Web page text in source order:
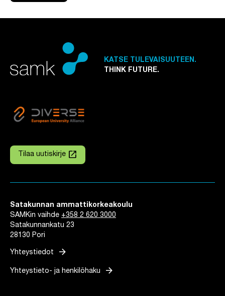
KATSE TULEVAISUUTEEN.
THINK FUTURE.
Tilaa uutiskirje
Linkki avautuu uuteen välilehteen
launch
Satakunnan ammattikorkeakoulu
SAMKin vaihde +358 2 620 3000
Satakunnankatu 23
28130 Pori
Yhteystiedot arrow_forward
Yhteystieto- ja henkilöhaku arrow_forward